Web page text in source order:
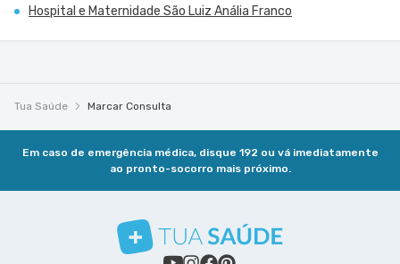
Hospital e Maternidade São Luiz Anália Franco
Tua Saúde Marcar Consulta
Em caso de emergência médica, disque 192 ou vá imediatamente
ao pronto-socorro mais próximo.